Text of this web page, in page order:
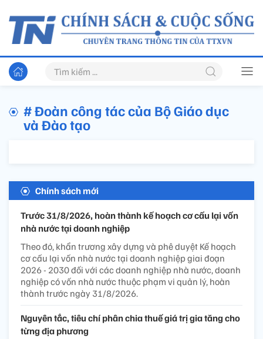
# Đoàn công tác của Bộ Giáo dục
và Đào tạo
Chính sách mới
Trước 31/8/2026, hoàn thành kế hoạch cơ cấu lại vốn
nhà nước tại doanh nghiệp
Theo đó, khẩn trương xây dựng và phê duyệt Kế hoạch
cơ cấu lại vốn nhà nước tại doanh nghiệp giai đoạn
2026 - 2030 đối với các doanh nghiệp nhà nước, doanh
nghiệp có vốn nhà nước thuộc phạm vi quản lý, hoàn
thành trước ngày 31/8/2026.
Nguyên tắc, tiêu chí phân chia thuế giá trị gia tăng cho
từng địa phương